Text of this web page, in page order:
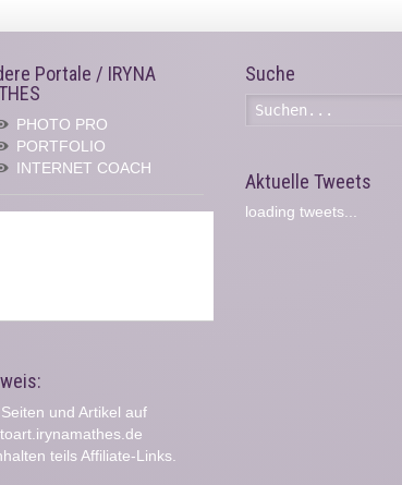
Portale / IRYNA
PHOTO PRO
PORTFOLIO
INTERNET COACH
und Artikel auf
teils Affiliate-Links.
Suche
Aktuelle Tweets
loading tweets...